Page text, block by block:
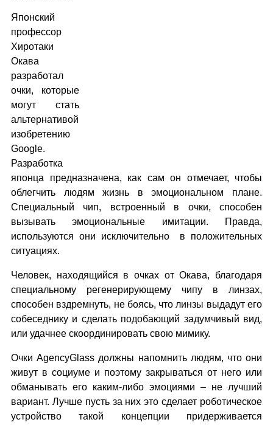
Японский
профессор
Хиротаки
Окава
разработал
очки, которые
могут стать
альтернативой
изобретению
Google.
Разработка
японца предназначена, как сам он отмечает, чтобы
облегчить людям жизнь в эмоциональном плане.
Специальный чип, встроенный в очки, способен
вызывать эмоциональные имитации. Правда,
используются они исключительно в положительных
ситуациях.
Человек, находящийся в очках от Окава, благодаря
специальному регенерирующему чипу в линзах,
способен вздремнуть, не боясь, что линзы выдадут его
собеседнику и сделать подобающий задумчивый вид,
или удачнее скоординировать свою мимику.
Очки AgencyGlass должны напомнить людям, что они
живут в социуме и поэтому закрываться от него или
обманывать его каким-либо эмоциями – не лучший
вариант. Лучше пусть за них это сделает роботическое
устройство такой концепции придерживается